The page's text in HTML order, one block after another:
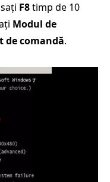
F8timp de 10
Modul de
de comandă.